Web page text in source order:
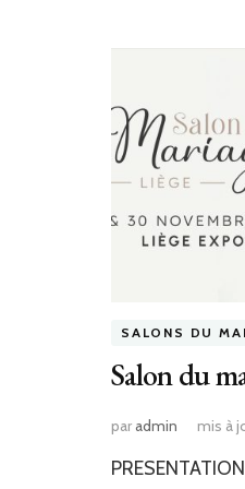
SALONS DU
Salon du
paradmin mis à